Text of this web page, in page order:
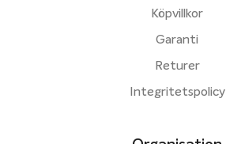
Köpvillkor
Garanti
Returer
Integritetspolicy